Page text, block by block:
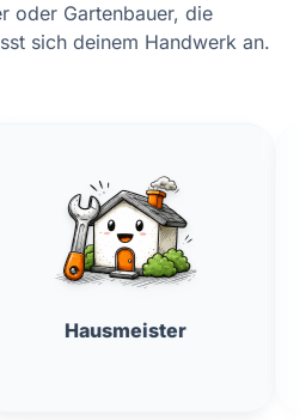
oder Gartenbauer, die
sich deinem Handwerk an.